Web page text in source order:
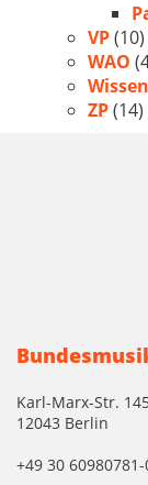
VP(10)
WAO
ZP(14)
Karl-Marx-Str.
12043 Berlin
+49 30